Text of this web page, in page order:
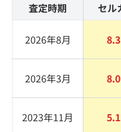
査定時期 セル
2026年8月 8.3
2026年3月 8.0
2023年11月 5.1